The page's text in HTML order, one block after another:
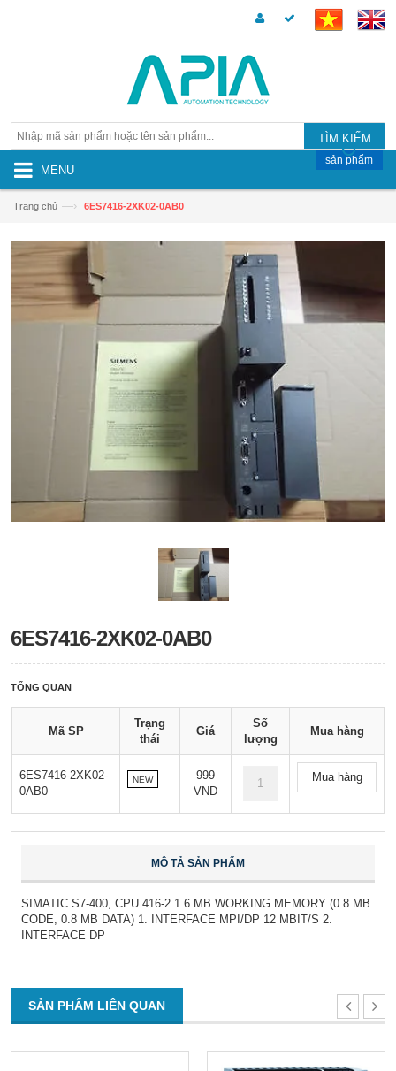
TÌM KIẾM
MENU
sản phẩm
Trang chủ —› 6ES7416-2XK02-0AB0
6ES7416-2XK02-0AB0
TỔNG QUAN
Mã SP
Trạng
thái
Giá
Số
lượng
Mua hàng
6ES7416-2XK02-
0AB0
NEW
999
VND
Mua hàng
MÔ TẢ SẢN PHẨM
SIMATIC S7-400, CPU 416-2 1.6 MB WORKING MEMORY (0.8 MB
CODE, 0.8 MB DATA) 1. INTERFACE MPI/DP 12 MBIT/S 2.
INTERFACE DP
SẢN PHẨM LIÊN QUAN